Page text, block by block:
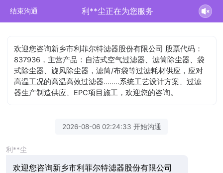
结束沟通 利**尘正在为您服务
欢迎您咨询新乡市利菲尔特滤器股份有限公司 股票代码：
837936，主营产品：自洁式空气过滤器、滤筒除尘器、袋
式除尘器、旋风除尘器，滤筒/布袋等过滤耗材供应，应对
高温工况的高温高效过滤器........系统工艺设计方案、过滤
器生产制造供应、EPC项目施工，欢迎您的咨询。
2026-08-06 02:24:33 开始沟通
利**尘
欢迎您咨询新乡市利菲尔特滤器股份有限公司